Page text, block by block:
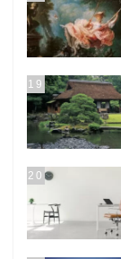
19
20